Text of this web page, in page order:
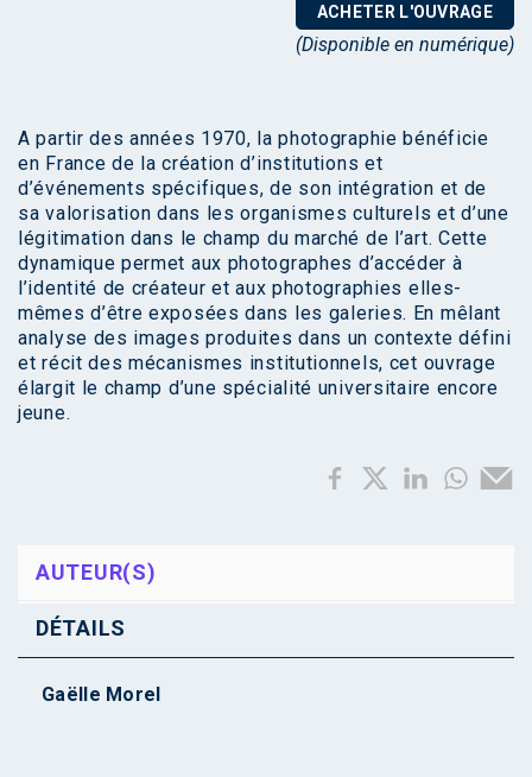
ACHETER L'OUVRAGE
(Disponible en numérique)
A partir des années 1970, la photographie bénéficie
en France de la création d’institutions et
d’événements spécifiques, de son intégration et de
sa valorisation dans les organismes culturels et d’une
légitimation dans le champ du marché de l’art. Cette
dynamique permet aux photographes d’accéder à
l’identité de créateur et aux photographies elles-
mêmes d’être exposées dans les galeries. En mêlant
analyse des images produites dans un contexte défini
et récit des mécanismes institutionnels, cet ouvrage
élargit le champ d’une spécialité universitaire encore
jeune.
AUTEUR(S)
DÉTAILS
Gaëlle Morel